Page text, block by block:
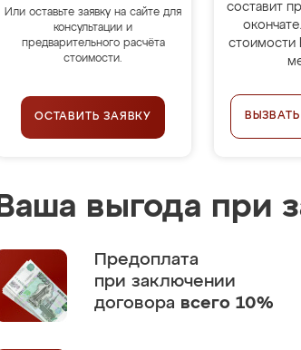
Или оставьте заявку на сайте для
консультации и
предварительного расчёта
стоимости.
ОСТАВИТЬ ЗАЯВКУ
составит
стоимости
Ваша выгода при
Предоплата
при заключении
договора всего 10%